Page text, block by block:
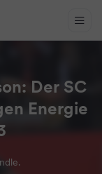
Der SC
Energie